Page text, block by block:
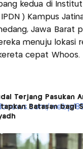
kedua di
) Kampus
Jawa Barat
menuju lokasi
cepat Whoos.
Terjang Pasukan
Batasan bagi